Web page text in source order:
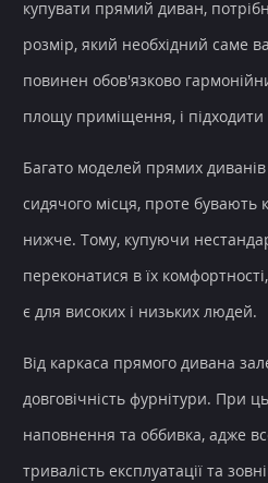
купувати прямий диван,
розмір, який необхідний саме
повинен обов'язково
площу приміщення, і підходити
Багато моделей прямих
сидячого місця, проте бувають
нижче. Тому, купуючи
переконатися в їх
є для високих і низьких людей.
Від каркаса прямого дивана
довговічність фурнітури. При
наповнення та оббивка, адже
тривалість експлуатації та